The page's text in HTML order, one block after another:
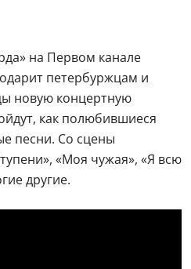
на Первом канале
петербуржцам и
новую концертную
как полюбившиеся
песни. Со сцены
«Моя чужая», «Я всю
другие.